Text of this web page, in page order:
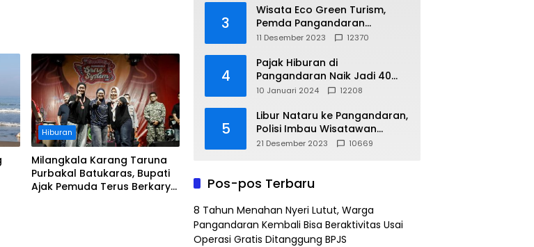
Hiburan
Milangkala Karang Taruna
Purbakal Batukaras, Bupati
Ajak Pemuda Terus Berkarya
3
Wisata Eco Green Turism,
Pemda Pangandaran
Gandeng PLN
11 Desember 2023 12370
4
Pajak Hiburan di
Pangandaran Naik Jadi 40
Persen
10 Januari 2024 12208
5
Libur Nataru ke Pangandaran,
Polisi Imbau Wisatawan
Gunakan Jalur Arteri
21 Desember 2023 10669
Pos-pos Terbaru
8 Tahun Menahan Nyeri Lutut, Warga
Pangandaran Kembali Bisa Beraktivitas Usai
Operasi Gratis Ditanggung BPJS